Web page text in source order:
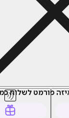
לשלוח כמתנה?